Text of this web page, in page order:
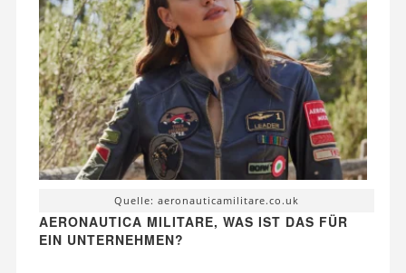
Quelle: aeronauticamilitare.co.uk
AERONAUTICA MILITARE, WAS IST DAS FÜR
EIN UNTERNEHMEN?